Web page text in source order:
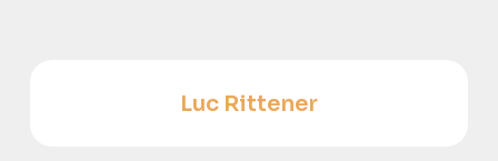
Luc Rittener